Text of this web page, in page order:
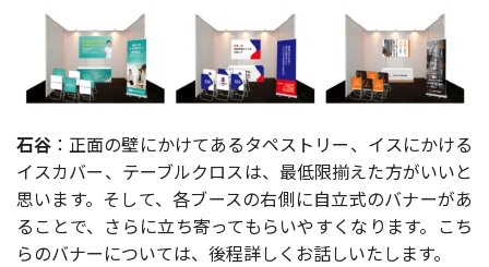
石谷 ：正面の壁にかけてあるタペストリー、イスにかける
イスカバー、テーブルクロスは、最低限揃えた方がいいと
思います。そして、各ブースの右側に自立式のバナーがあ
ることで、さらに立ち寄ってもらいやすくなります。こち
らのバナーについては、後程詳しくお話しいたします。